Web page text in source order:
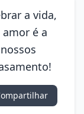
a vida,
é a